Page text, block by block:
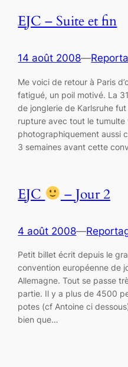
EJC – Suite et fin
14 août 2008—
Me voici de retour à Paris
fatigué, un poil motivé. La
de jonglerie de Karlsruhe
rupture avec tout le tumulte
photographiquement aussi
3 semaines avant cette
EJC – Jour 2
4 août 2008—
Petit billet écrit depuis le
convention européenne de
Allemagne. Tout se passe
partie. Il y a plus de 4500
potes (cf Antoine ci
bien que…